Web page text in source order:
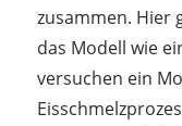
zusammen. Hier
das Modell wie
versuchen ein